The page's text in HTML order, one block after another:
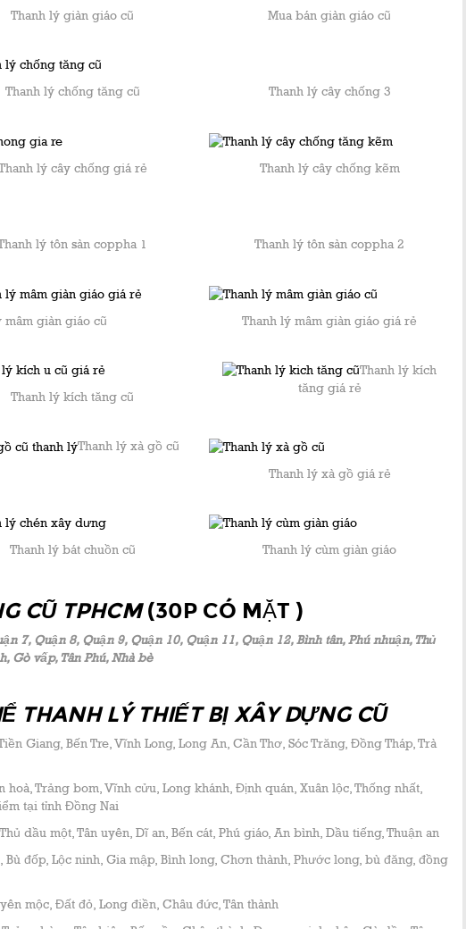
Thanh lý giàn giáo cũ Mua bán giàn giáo cũ
Thanh lý chống tăng cũ Thanh lý cây chống 3
lý cây chống giá rẻ Thanh lý cây chống kẽm
lý tôn sàn coppha 1 Thanh lý tôn sàn coppha 2
mâm giàn giáo cũ Thanh lý mâm giàn giáo giá rẻ
Thanh lý kích tăng cũ
Thanh lý kích
tăng giá rẻ
Thanh lý xà gồ cũ
Thanh lý xà gồ giá rẻ
Thanh lý bát chuồn cũ Thanh lý cùm giàn giáo
CŨ TPHCM (30P CÓ MẶT )
7, Quận 8, Quận 9, Quận 10, Quận 11, Quận 12, Bình tân, Phú nhuận, Thủ
Gò vấp, Tân Phú, Nhà bè
THANH LÝ THIẾT BỊ XÂY DỰNG CŨ
Giang, Bến Tre, Vĩnh Long, Long An, Cần Thơ, Sóc Trăng, Đồng Tháp, Trà
hoà, Trảng bom, Vĩnh cửu, Long khánh, Định quán, Xuân lộc, Thống nhất,
tại tỉnh Đồng Nai
Thủ dầu một, Tân uyên, Dĩ an, Bến cát, Phú giáo, An bình, Dầu tiếng, Thuận an
đốp, Lộc ninh, Gia mập, Bình long, Chơn thành, Phước long, bù đăng, đồng
mộc, Đất đỏ, Long điền, Châu đức, Tân thành